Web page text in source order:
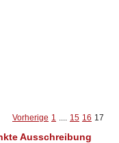
Vorherige 1 .... 15 16 17
Ausschreibung